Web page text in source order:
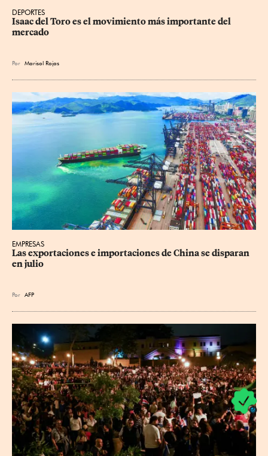
DEPORTES
Isaac del Toro es el movimiento más importante del
mercado
Por Marisol Rojas
EMPRESAS
Las exportaciones e importaciones de China se disparan
en julio
Por AFP